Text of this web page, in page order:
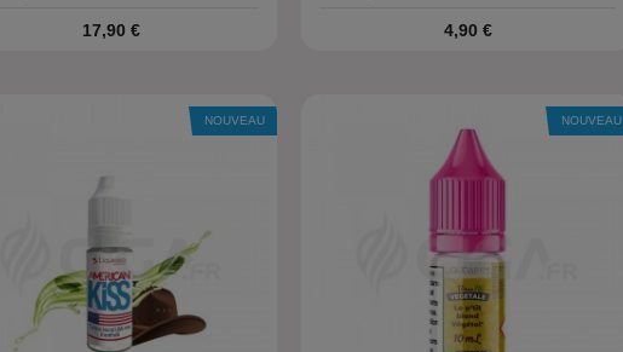
Prix
17,90 € Prix
4,90 €
NOUVEAU NOUVEAU